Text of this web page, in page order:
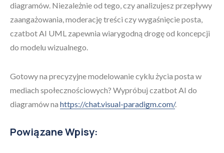
diagramów. Niezależnie od tego, czy analizujesz przepływy
zaangażowania, moderację treści czy wygaśnięcie posta,
czatbot AI UML zapewnia wiarygodną drogę od koncepcji
do modelu wizualnego.
Gotowy na precyzyjne modelowanie cyklu życia posta w
mediach społecznościowych? Wypróbuj czatbot AI do
diagramów na https://chat.visual-paradigm.com/.
Powiązane Wpisy: